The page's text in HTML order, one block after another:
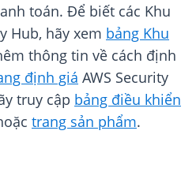
toán. Để biết các Khu
Hub, hãy xem bảng Khu
thông tin về cách định
định giá AWS Security
truy cập bảng điều khiển
trang sản phẩm.